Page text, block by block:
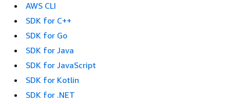
AWS CLI
SDK for C++
SDK for Go
SDK for Java
SDK for JavaScript
SDK for Kotlin
SDK for .NET